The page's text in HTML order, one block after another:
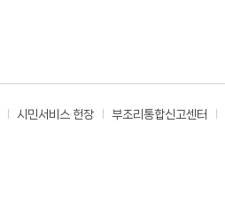
시민서비스 헌장 부조리통합신고센터